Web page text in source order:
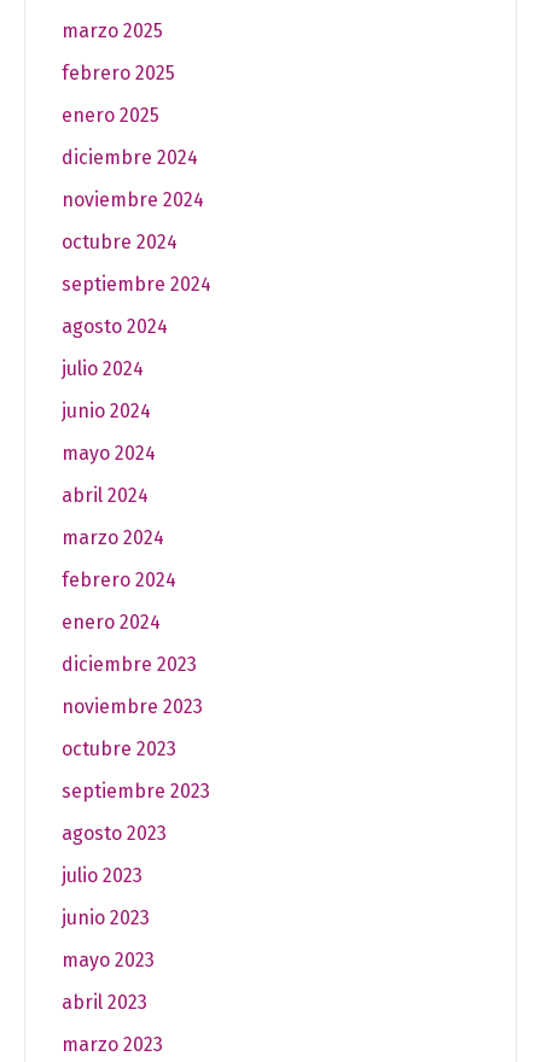
marzo 2025
febrero 2025
enero 2025
diciembre 2024
noviembre 2024
octubre 2024
septiembre 2024
agosto 2024
julio 2024
junio 2024
mayo 2024
abril 2024
marzo 2024
febrero 2024
enero 2024
diciembre 2023
noviembre 2023
octubre 2023
septiembre 2023
agosto 2023
julio 2023
junio 2023
mayo 2023
abril 2023
marzo 2023